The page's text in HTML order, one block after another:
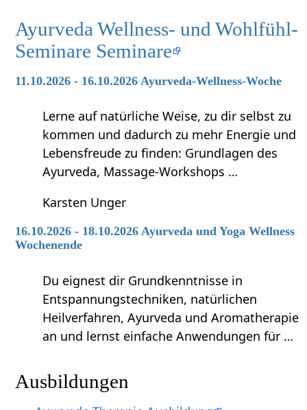
Ayurveda Wellness- und Wohlfühl-
Seminare Seminare
11.10.2026 - 16.10.2026 Ayurveda-Wellness-Woche
Lerne auf natürliche Weise, zu dir selbst zu
kommen und dadurch zu mehr Energie und
Lebensfreude zu finden: Grundlagen des
Ayurveda, Massage-Workshops …
Karsten Unger
16.10.2026 - 18.10.2026 Ayurveda und Yoga Wellness
Wochenende
Du eignest dir Grundkenntnisse in
Entspannungstechniken, natürlichen
Heilverfahren, Ayurveda und Aromatherapie
an und lernst einfache Anwendungen für …
Ausbildungen